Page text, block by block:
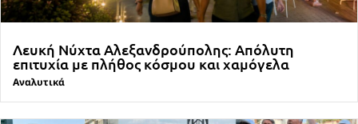
Λευκή Νύχτα Αλεξανδρούπολης: Απόλυτη
επιτυχία με πλήθος κόσμου και χαμόγελα
Αναλυτικά